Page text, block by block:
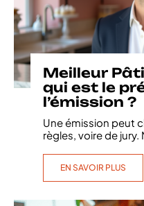
Meilleur
qui est le
l’émission ?
Une émission peut
règles, voire de jury.
EN SAVOIR PLUS